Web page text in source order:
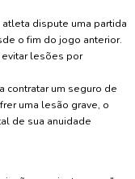
dispute uma partida
o fim do jogo anterior.
lesões por
a contratar um seguro de
uma lesão grave, o
de sua anuidade